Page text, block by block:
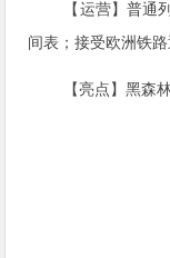
【运营】普通
间表；接受欧洲铁路
【亮点】黑森